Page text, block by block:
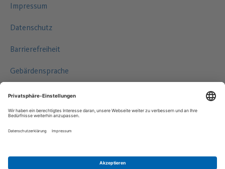
Impressum
Datenschutz
Barrierefreiheit
Gebärdensprache
Leichte Sprache